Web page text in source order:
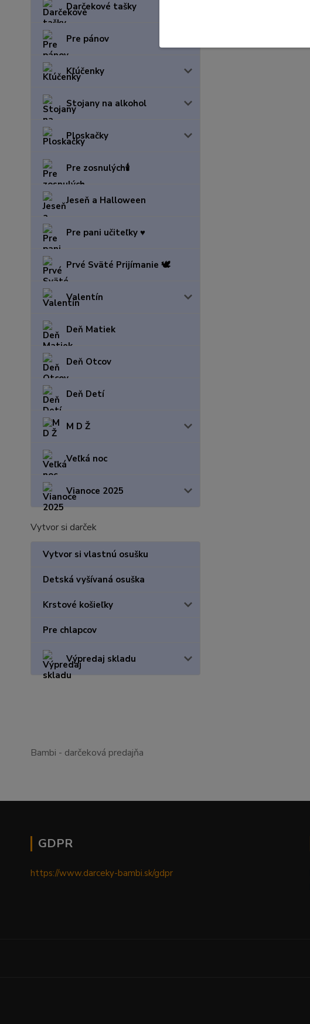
Darčekové tašky
Pre pánov
Kľúčenky
Stojany na alkohol
Ploskačky
Pre zosnulých🕯️
Jeseň a Halloween
Pre pani učiteľky ♥️
Prvé Sväté Prijímanie 🕊️
Valentín
Deň Matiek
Deň Otcov
Deň Detí
M D Ž
Veľká noc
Vianoce 2025
Vytvor si darček
Vytvor si vlastnú osušku
Detská vyšívaná osuška
Krstové košieľky
Pre chlapcov
Výpredaj skladu
Bambi - darčeková predajňa
GDPR
https://www.darceky-bambi.sk/gdpr